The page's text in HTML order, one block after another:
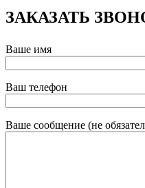
ЗАКАЗАТЬ
Ваше имя
Ваш телефон
Ваше сообщение (не